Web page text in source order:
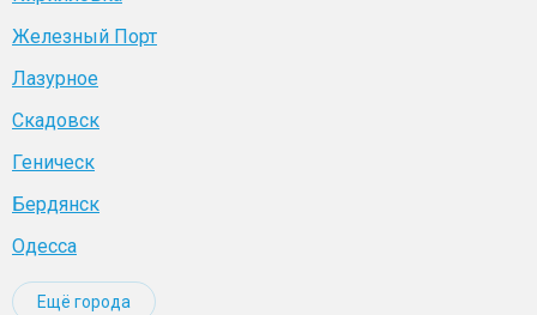
Железный Порт
Лазурное
Скадовск
Геническ
Бердянск
Одесса
Ещё города